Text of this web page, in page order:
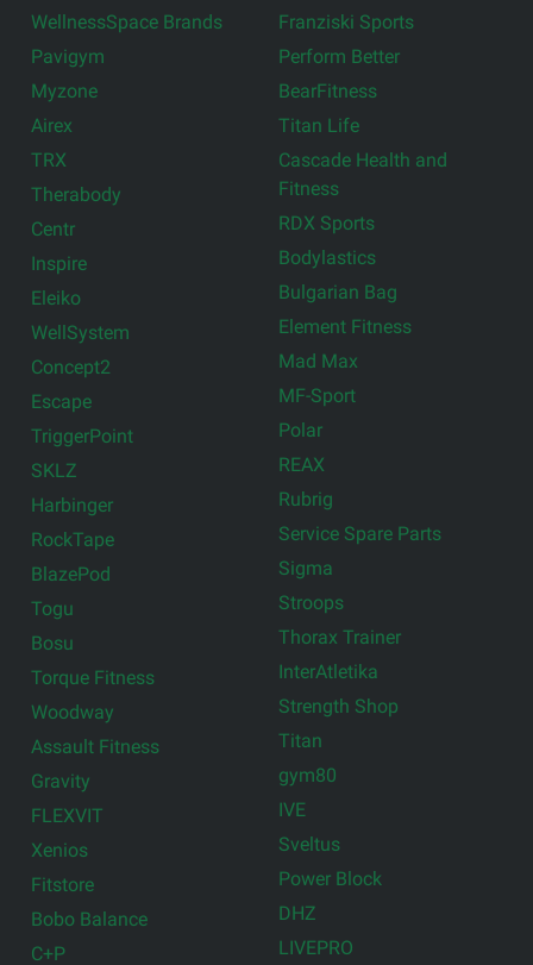
WellnessSpace Brands
Pavigym
Myzone
Airex
TRX
Therabody
Centr
Inspire
Eleiko
WellSystem
Concept2
Escape
TriggerPoint
SKLZ
Harbinger
RockTape
BlazePod
Togu
Bosu
Torque Fitness
Woodway
Assault Fitness
Gravity
FLEXVIT
Xenios
Fitstore
Bobo Balance
C+P
Franziski Sports
Perform Better
BearFitness
Titan Life
Cascade Health and
Fitness
RDX Sports
Bodylastics
Bulgarian Bag
Element Fitness
Mad Max
MF-Sport
Polar
REAX
Rubrig
Service Spare Parts
Sigma
Stroops
Thorax Trainer
InterAtletika
Strength Shop
Titan
gym80
IVE
Sveltus
Power Block
DHZ
LIVEPRO